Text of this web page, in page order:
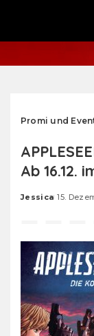
Promi und
Ab 16.12.
Posted
Jessica 15.